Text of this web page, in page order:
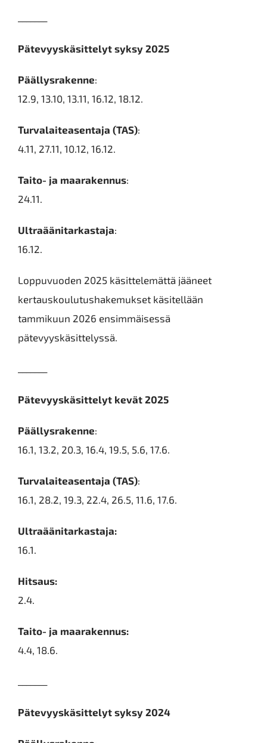
Pätevyyskäsittelyt syksy 2025
Päällysrakenne:
12.9, 13.10, 13.11, 16.12, 18.12.
Turvalaiteasentaja (TAS):
4.11, 27.11, 10.12, 16.12.
Taito- ja maarakennus:
24.11.
Ultraäänitarkastaja:
16.12.
Loppuvuoden 2025 käsittelemättä jääneet
kertauskoulutushakemukset käsitellään
tammikuun 2026 ensimmäisessä
pätevyyskäsittelyssä.
Pätevyyskäsittelyt kevät 2025
Päällysrakenne:
16.1, 13.2, 20.3, 16.4, 19.5, 5.6, 17.6.
Turvalaiteasentaja (TAS):
16.1, 28.2, 19.3, 22.4, 26.5, 11.6, 17.6.
Ultraäänitarkastaja:
16.1.
Hitsaus:
2.4.
Taito- ja maarakennus:
4.4, 18.6.
Pätevyyskäsittelyt syksy 2024